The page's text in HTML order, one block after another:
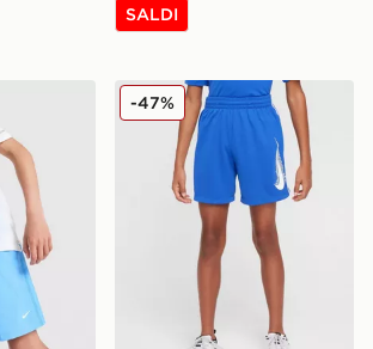
SALDI
Woven Dri‑FIT Multi Junior
Nike Pantaloncini Swoosh
-47%